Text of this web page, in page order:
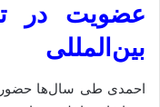
عضویت در
بین‌المللی
احمدی طی سال‌ها حضور